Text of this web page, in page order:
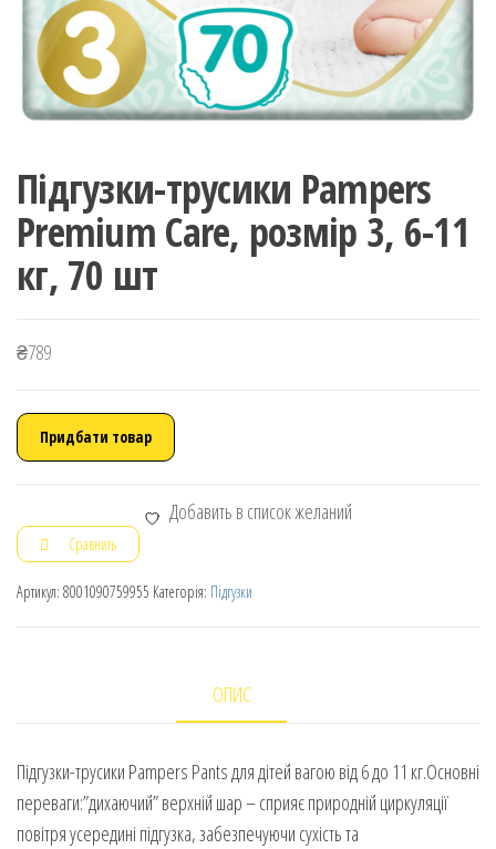
Підгузки-трусики Pampers
Premium Care, розмір 3, 6-11
кг, 70 шт
₴789
Придбати товар
Добавить в список желаний
Сравнить
Артикул: 8001090759955 Категорія: Підгузки
ОПИС
Підгузки-трусики Pampers Pants для дітей вагою від 6 до 11 кг.Основні
переваги:”дихаючий” верхній шар – сприяє природній циркуляції
повітря усередині підгузка, забезпечуючи сухість та